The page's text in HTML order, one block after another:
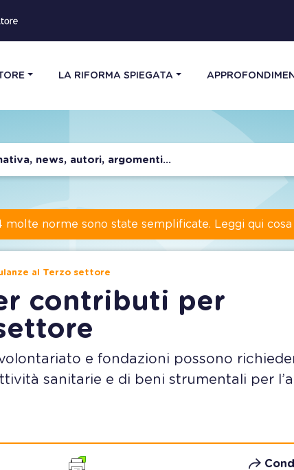
LA RIFORMA SPIEGATA
molte norme sono state semplificate. Leggi qui
al Terzo settore
contributi per
e fondazioni possono
sanitarie e di beni strumentali per